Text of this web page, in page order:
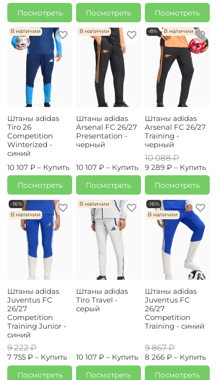
Посмотреть
Посмотреть
Посмотреть
В наличии
Штаны adidas
Tiro 26
Competition
Winterized -
синий
10 107 ₽ – Купить
Посмотреть
В наличии
Штаны adidas
Arsenal FC 26/27
Presentation -
черный
10 107 ₽ – Купить
Посмотреть
-8% В наличии
Штаны adidas
Arsenal FC 26/27
Training -
черный
10 088 ₽
9 289 ₽ – Купить
Посмотреть
-16%
В наличии
Штаны adidas
Juventus FC
26/27
Competition
Training Junior -
синий
9 222 ₽
7 755 ₽ – Купить
Посмотреть
В наличии
Штаны adidas
Tiro Travel -
серый
10 107 ₽ – Купить
Посмотреть
-16%
В наличии
Штаны adidas
Juventus FC
26/27
Competition
Training - синий
9 867 ₽
8 266 ₽ – Купить
Посмотреть